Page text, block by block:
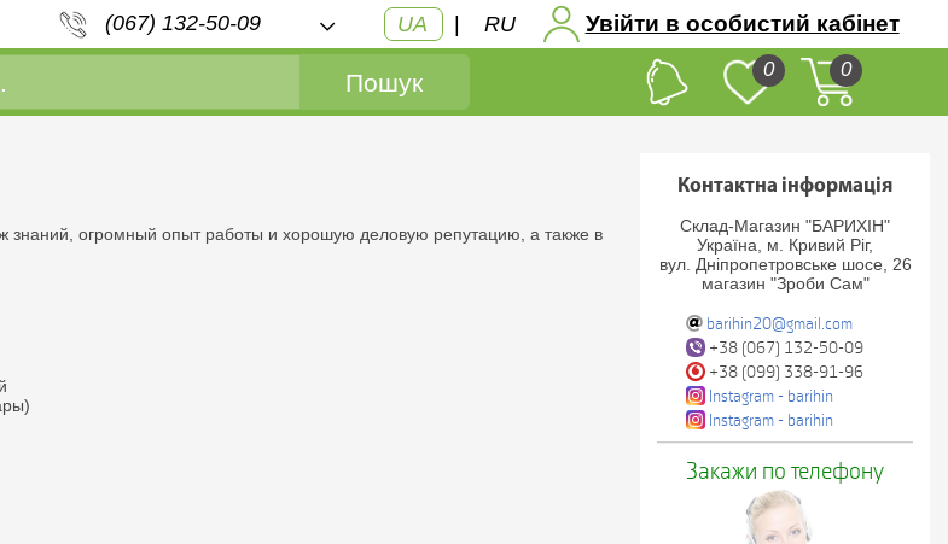
(067) 132-50-09 UA | RU Увійти в особистий кабінет
Пошук 0 0
знаний, огромный опыт работы и хорошую деловую репутацию, а также в
Контактна інформація
Склад-Магазин "БАРИХІН"
Україна, м. Кривий Ріг,
вул. Дніпропетровське шосе, 26
магазин "Зроби Сам"
barihin20@gmail.com
+38 (067) 132-50-09
+38 (099) 338-91-96
Instagram - barihin
Instagram - barihin
Закажи по телефону